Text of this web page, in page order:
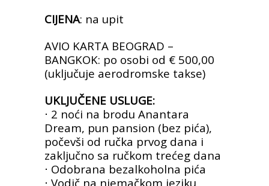
CIJENA: na upit
AVIO KARTA BEOGRAD –
BANGKOK: po osobi od € 500,00
(uključuje aerodromske takse)
UKLJUČENE USLUGE:
⋅ 2 noći na brodu Anantara
Dream, pun pansion (bez pića),
počevši od ručka prvog dana i
zaključno sa ručkom trećeg dana
⋅ Odobrana bezalkoholna pića
⋅ Vodič na njemačkom jeziku